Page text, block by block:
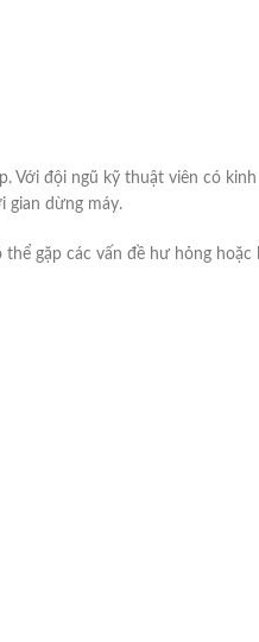
Với đội ngũ kỹ thuật viên có kinh
gian dừng máy.
gặp các vấn đề hư hỏng hoặc